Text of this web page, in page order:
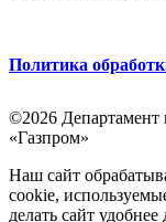
Политика
©2026
«Газпром»
Наш сайт
cookie,
делать сайт